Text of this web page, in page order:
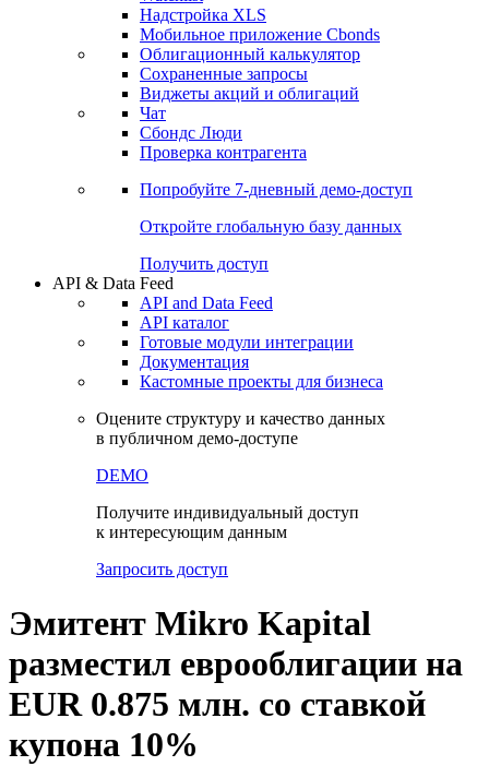
Получить доступ
Инструментарий
Портфель
Watchlist
Надстройка XLS
Мобильное приложение Cbonds
Облигационный калькулятор
Сохраненные запросы
Чат
Проверка контрагента
Попробуйте7-дневный
Откройте глобальную базу данных
Получить доступ
API & Data Feed
API and Data Feed
Готовые модули интеграции
Документация
в публичном демо-доступе
к интересующим данным
Эмитент Mikro Kapital
разместил еврооблигации на